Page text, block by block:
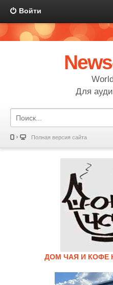
Войти
Для
Полная версия сайта
ДОМ ЧАЯ И КОФЕ